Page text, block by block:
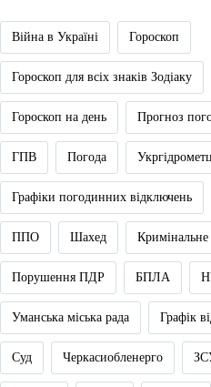
Війна в Україні Гороскоп
Гороскоп для всіх знаків Зодіаку
Гороскоп на день Прогноз
ГПВ Погода
Графіки погодинних відключень
ППО Шахед
Порушення ПДР БПЛА
Уманська міська рада Графік
Суд Черкасиобленерго